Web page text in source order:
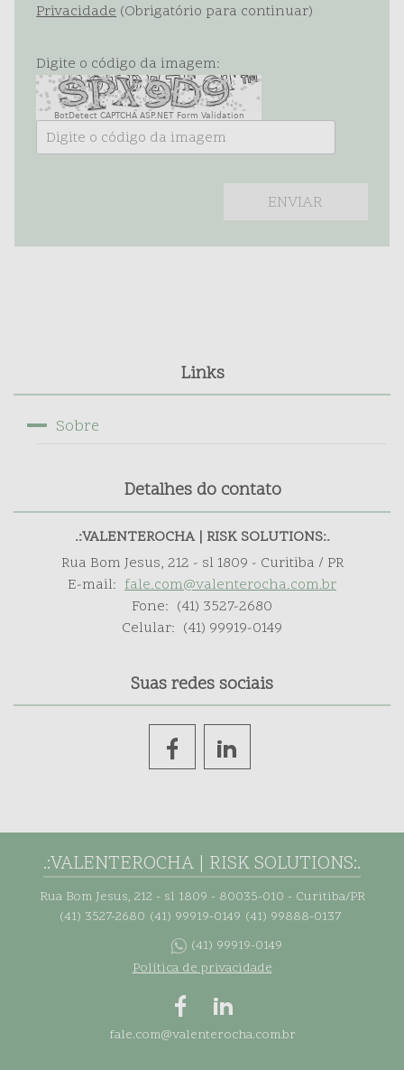
Privacidade (Obrigatório para continuar)
Digite o código da imagem:
BotDetect CAPTCHA ASP.NET Form Validation
ENVIAR
Links
Sobre
Detalhes do contato
.:VALENTEROCHA | RISK SOLUTIONS:.
Rua Bom Jesus, 212 - sl 1809 - Curitiba / PR
E-mail: fale.com@valenterocha.com.br
Fone: (41) 3527-2680
Celular: (41) 99919-0149
Suas redes sociais
.:VALENTEROCHA | RISK SOLUTIONS:.
Rua Bom Jesus, 212 - sl 1809 - 80035-010 - Curitiba/PR
(41) 3527-2680 (41) 99919-0149 (41) 99888-0137
(41) 99919-0149
Política de privacidade
fale.com@valenterocha.com.br